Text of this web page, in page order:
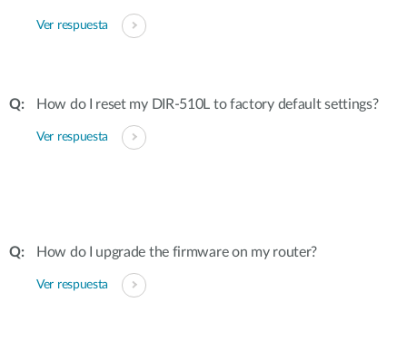
Ver respuesta
How do I reset my DIR-510L to factory default settings?
Ver respuesta
How do I upgrade the firmware on my router?
Ver respuesta